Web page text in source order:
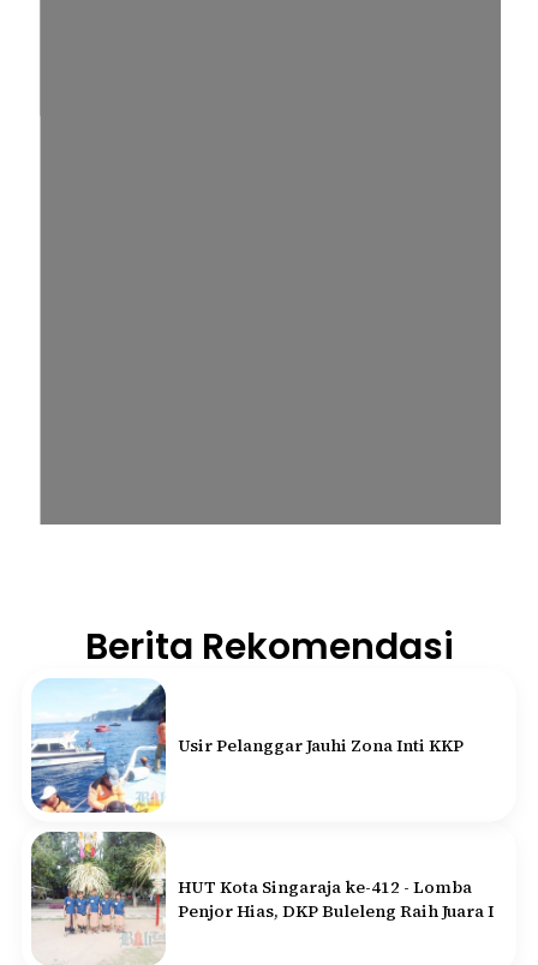
Berita Rekomendasi
Usir Pelanggar Jauhi Zona Inti KKP
HUT Kota Singaraja ke-412 - Lomba
Penjor Hias, DKP Buleleng Raih Juara I